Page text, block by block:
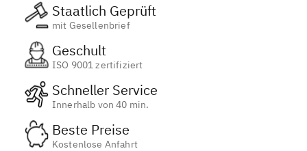
Staatlich Geprüft
mit Gesellenbrief
Geschult
ISO 9001 zertifiziert
Schneller Service
Innerhalb von 40 min.
Beste Preise
Kostenlose Anfahrt